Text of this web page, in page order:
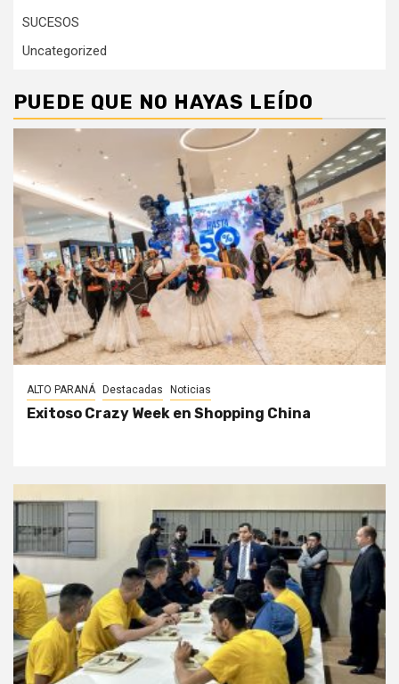
SUCESOS
Uncategorized
PUEDE QUE NO HAYAS LEÍDO
ALTO PARANÁ Destacadas Noticias
Exitoso Crazy Week en Shopping China